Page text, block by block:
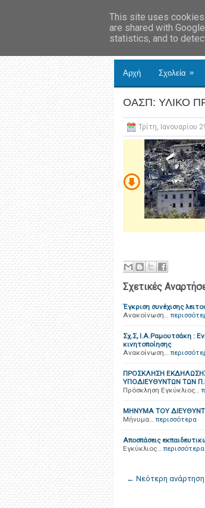
Αρχή Σχολεία »
ΟΑΣΠ: ΥΛΙΚΟ
Τρίτη, Ιανουαρίου
Σχετικές
Έγκριση συνέχισης
Ανακοίνωση…
Σχ.Σ, Ι.Α.Ραμουτσάκη :
κινητοποίησης
Ανακοίνωση…
ΠΡΟΣΚΛΗΣΗ
ΥΠΟΔΙΕΥΘΥΝΤΩΝ ΤΩΝ
Πρόσκληση Εγκύκλιος…
ΜΗΝΥΜΑ ΤΟΥ
Μήνυμα… περισσότερα
Αποσπάσεις
Εγκύκλιος… περισσότερα
← Νεότερη ανάρτηση
This site uses
are shared with
statistics, and to